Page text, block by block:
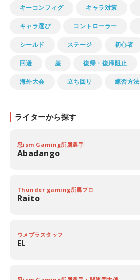
キーコンフィグ キャラ対策
キャラ選び コントローラー
シールド ステージ 初心者
回避 崖 復帰・復帰阻止
海外大会 立ち回り 練習方法
ライターから探す
忍ism Gaming所属選手
Abadango
Thunder gaming所属プロ
Raito
ウメブラスタッフ
EL